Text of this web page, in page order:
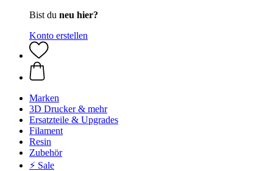
Bist du neu hier?
Konto erstellen
Marken
3D Drucker & mehr
Ersatzteile & Upgrades
Filament
Resin
Zubehör
⚡ Sale